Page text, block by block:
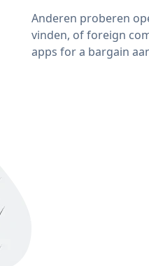
Anderen proberen
vinden, of foreign
apps for a bargain